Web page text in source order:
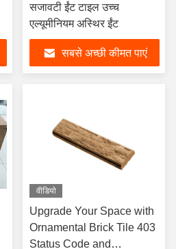
सजावटी ईंट टाइल उच्च
एल्यूमीनियम अस्थिर ईंट
सबसे अच्छी कीमत पाएं
वीडियो
Upgrade Your Space with
Ornamental Brick Tile 403
Status Code and